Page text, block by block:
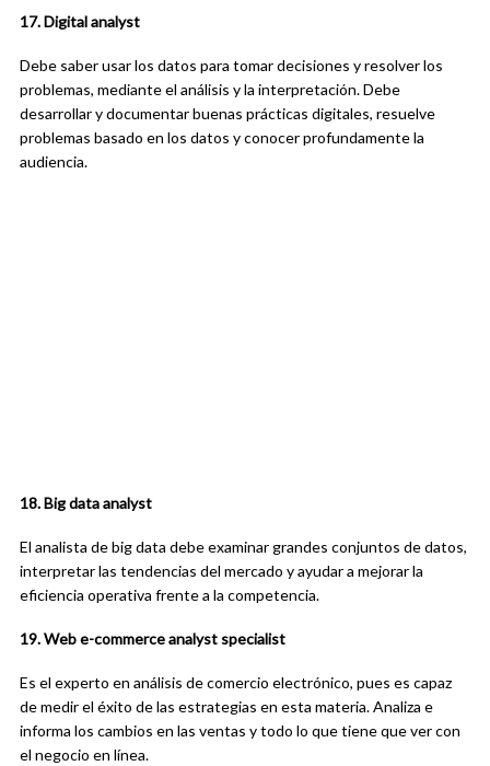
17. Digital analyst
Debe saber usar los datos para tomar decisiones y resolver los
problemas, mediante el análisis y la interpretación. Debe
desarrollar y documentar buenas prácticas digitales, resuelve
problemas basado en los datos y conocer profundamente la
audiencia.
18. Big data analyst
El analista de big data debe examinar grandes conjuntos de datos,
interpretar las tendencias del mercado y ayudar a mejorar la
eficiencia operativa frente a la competencia.
19. Web e-commerce analyst specialist
Es el experto en análisis de comercio electrónico, pues es capaz
de medir el éxito de las estrategias en esta materia. Analiza e
informa los cambios en las ventas y todo lo que tiene que ver con
el negocio en línea.